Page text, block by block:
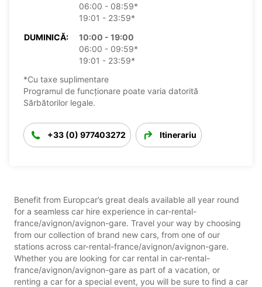
06:00 - 08:59*
19:01 - 23:59*
DUMINICĂ:
10:00 - 19:00
06:00 - 09:59*
19:01 - 23:59*
*Cu taxe suplimentare
Programul de funcționare poate varia datorită
Sărbătorilor legale.
+33 (0) 977403272 Itinerariu
Benefit from Europcar’s great deals available all year round
for a seamless car hire experience in car-rental-
france/avignon/avignon-gare. Travel your way by choosing
from our collection of brand new cars, from one of our
stations across car-rental-france/avignon/avignon-gare.
Whether you are looking for car rental in car-rental-
france/avignon/avignon-gare as part of a vacation, or
renting a car for a special event, you will be sure to find a car